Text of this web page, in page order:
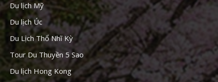
Du lịch Mỹ
Du lịch Úc
Du Lịch Thổ Nhĩ Kỳ
Tour Du Thuyền 5 Sao
Du lịch Hong Kong